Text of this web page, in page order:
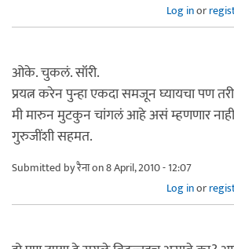
Log inor
ओके. चुकलं. सॉरी.
प्रयत्न करेन पुन्हा एकदा समजून घ्यायचा पण
मी मारुन मुटकुन चांगलं आहे असं म्हणणार नाही.
गुरुजींशी सहमत.
Submitted byरैनाon 8 April, 2010 - 12:07
Log inor